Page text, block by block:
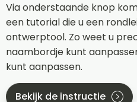
Via onderstaande knop
een tutorial die u een
ontwerptool. Zo weet u
naambordje kunt
kunt aanpassen.
Bekijk de instructie